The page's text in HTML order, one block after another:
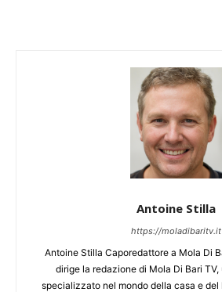
Antoine Stilla
https://moladibaritv.it
Antoine Stilla Caporedattore a Mola Di
dirige la redazione di Mola Di Bari
specializzato nel mondo della casa e